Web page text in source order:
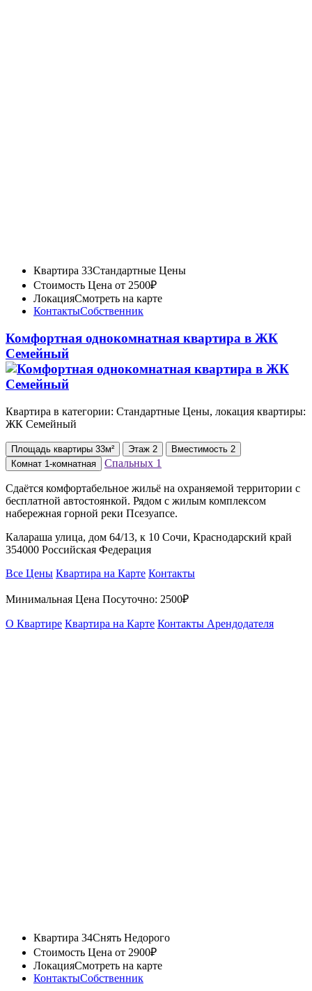
Квартира 33Стандартные Цены
Стоимость Цена от 2500₽
ЛокацияСмотреть на карте
КонтактыСобственник
Комфортная однокомнатная квартира в ЖК
Семейный
Квартира в категории: Стандартные Цены, локация квартиры:
ЖК Семейный
Площадь квартиры 33м² Этаж 2 Вместимость 2
Комнат 1-комнатная Спальных 1
Сдаётся комфортабельное жильё на охраняемой территории с
бесплатной автостоянкой. Рядом с жилым комплексом
набережная горной реки Псезуапсе.
Калараша улица, дом 64/13, к 10 Сочи, Краснодарский край
354000 Российская Федерация
Все Цены Квартира на Карте Контакты
Минимальная Цена Посуточно: 2500₽
О Квартире Квартира на Карте Контакты Арендодателя
Квартира 34Снять Недорого
Стоимость Цена от 2900₽
ЛокацияСмотреть на карте
КонтактыСобственник